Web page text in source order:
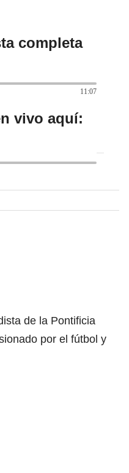
completa
11:07
vivo aquí:
de la Pontificia
por el fútbol y